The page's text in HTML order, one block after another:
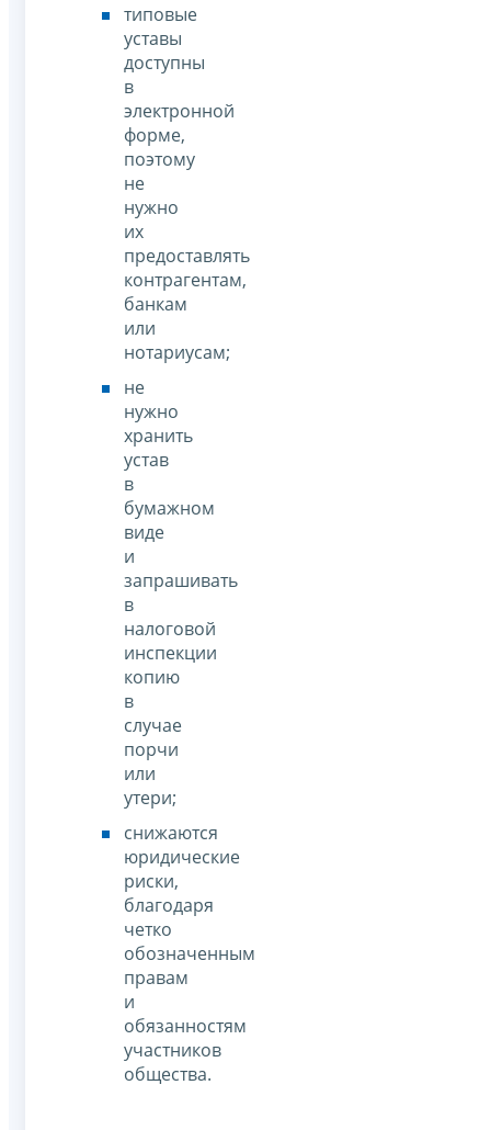
типовые
уставы
доступны
в
электронной
форме,
поэтому
не
нужно
их
предоставлять
контрагентам,
банкам
или
нотариусам;
не
нужно
хранить
устав
в
бумажном
виде
и
запрашивать
в
налоговой
инспекции
копию
в
случае
порчи
или
утери;
снижаются
юридические
риски,
благодаря
четко
обозначенным
правам
и
обязанностям
участников
общества.